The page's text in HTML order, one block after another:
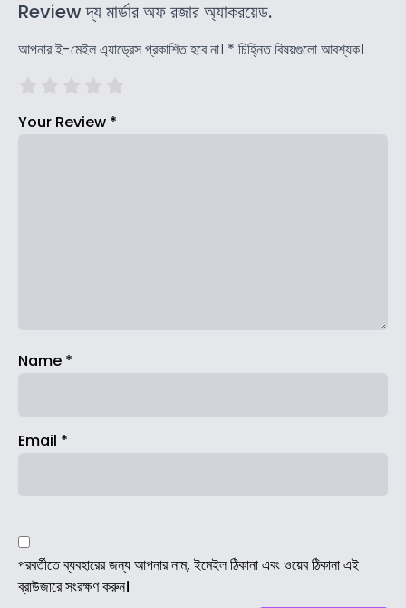
Review দ্য মার্ডার অফ রজার অ্যাকরয়েড.
আপনার ই-মেইল এ্যাড্রেস প্রকাশিত হবে না। * চিহ্নিত বিষয়গুলো আবশ্যক।
Your Review *
Name *
Email *
পরবর্তীতে ব্যবহারের জন্য আপনার নাম, ইমেইল ঠিকানা এবং ওয়েব ঠিকানা এই
ব্রাউজারে সংরক্ষণ করুন।